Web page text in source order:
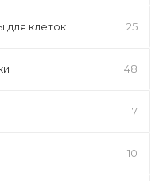
для клеток 25
48
7
10